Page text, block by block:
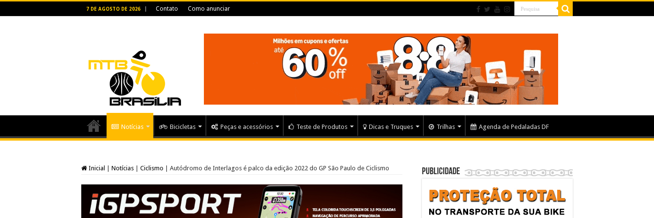
7 DE AGOSTO DE 2026 Contato Como anunciar
Notícias Bicicletas Peças e acessórios Teste de Produtos Dicas e Truques Trilhas Agenda de Pedaladas DF
Inicial Notícias Ciclismo Autódromo de Interlagos é palco da edição 2022 do GP São Paulo de Ciclismo Publicidade